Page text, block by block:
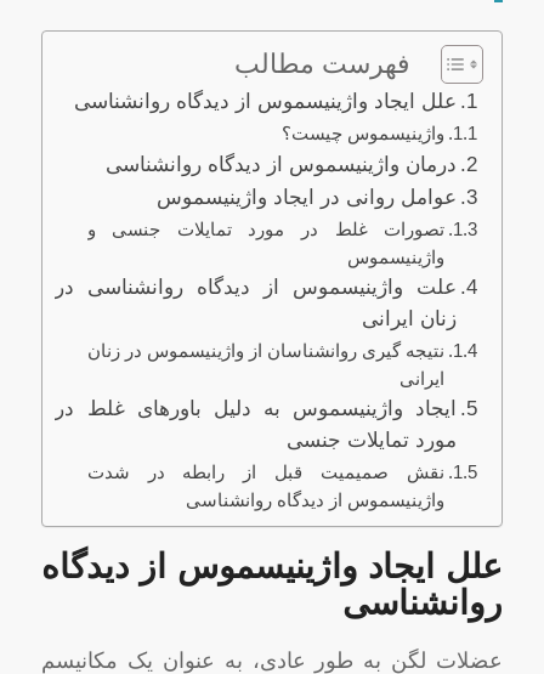
فهرست مطالب
علل ایجاد واژینیسموس از دیدگاه روانشناسی
واژینیسموس چیست؟
درمان واژینیسموس از دیدگاه روانشناسی
عوامل روانی در ایجاد واژینیسموس
تصورات غلط در مورد تمایلات جنسی و
واژینیسموس
علت واژینیسموس از دیدگاه روانشناسی در
زنان ایرانی
نتیجه ‌گیری روانشناسان از واژینیسموس در زنان
ایرانی
ایجاد واژینیسموس به دلیل باورهای غلط در
مورد تمایلات جنسی
نقش صمیمیت قبل از رابطه در شدت
واژینیسموس از دیدگاه روانشناسی
علل ایجاد واژینیسموس از دیدگاه
روانشناسی
عضلات لگن به طور عادی، به عنوان یک مکانیسم